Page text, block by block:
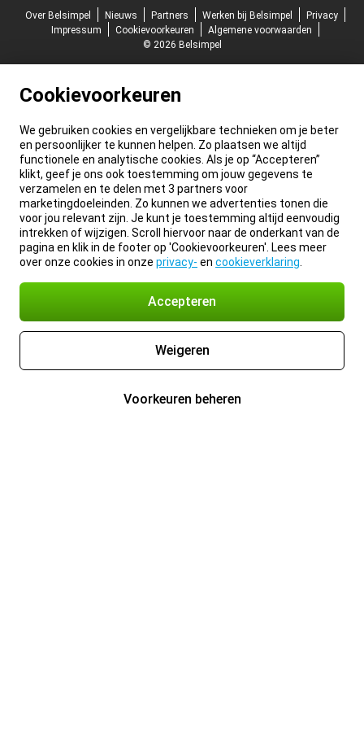
Over Belsimpel
Nieuws Partners Werken bij Belsimpel
Privacy
Impressum
Cookievoorkeuren
Algemene voorwaarden
© 2026 Belsimpel
Cookievoorkeuren
We gebruiken cookies en vergelijkbare technieken om je beter
en persoonlijker te kunnen helpen. Zo plaatsen we altijd
functionele en analytische cookies. Als je op “Accepteren”
klikt, geef je ons ook toestemming om jouw gegevens te
verzamelen en te delen met 3 partners voor
marketingdoeleinden. Zo kunnen we advertenties tonen die
voor jou relevant zijn. Je kunt je toestemming altijd eenvoudig
intrekken of wijzigen. Scroll hiervoor naar de onderkant van de
pagina en klik in de footer op 'Cookievoorkeuren'. Lees meer
over onze cookies in onze privacy- en cookieverklaring
Accepteren
Weigeren
Voorkeuren beheren